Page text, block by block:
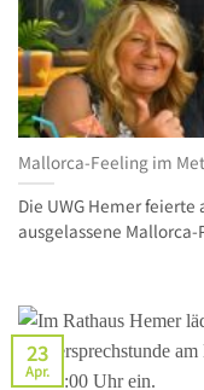
Mallorca‑Feeling im
Die UWG Hemer
ausgelassene
23
Apr.